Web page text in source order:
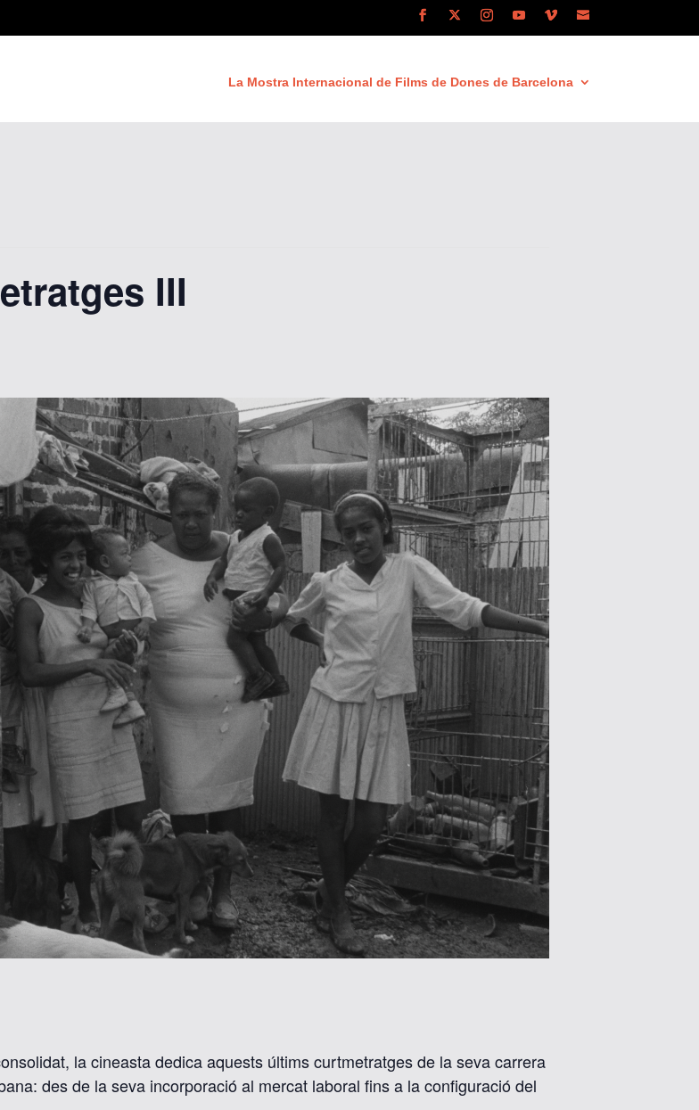
La Mostra Internacional de Films de Dones de Barcelona
III
la cineasta dedica aquests últims curtmetratges de la seva carrera
des de la seva incorporació al mercat laboral fins a la configuració del